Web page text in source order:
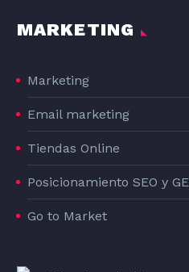
MARKETING
Marketing
Email marketing
Tiendas Online
Posicionamiento SEO y
Go to Market